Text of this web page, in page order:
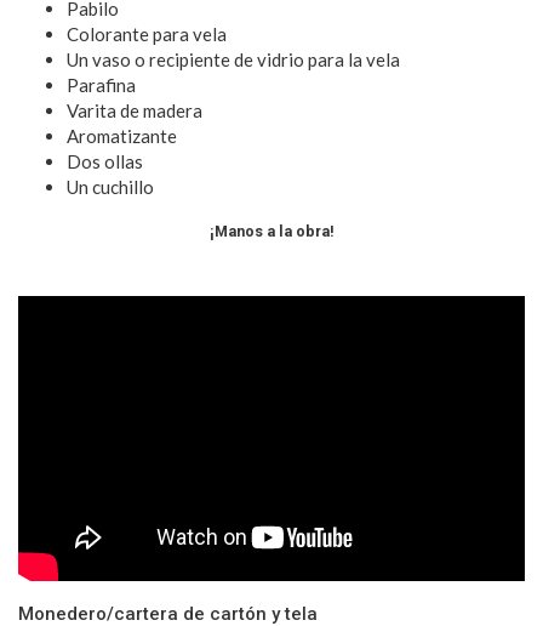
Pabilo
Colorante para vela
Un vaso o recipiente de vidrio para la vela
Parafina
Varita de madera
Aromatizante
Dos ollas
Un cuchillo
¡Manos a la obra!
Monedero/cartera de cartón y tela